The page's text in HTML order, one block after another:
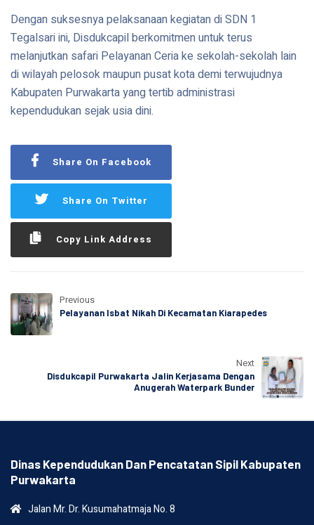
Dengan suksesnya pelaksanaan kegiatan di SDN 1
Tegalsari ini, Disdukcapil berkomitmen untuk terus
melanjutkan safari Pelayanan Ceria ke sekolah-sekolah lain
di wilayah pelosok maupun pusat kota demi terwujudnya
Kabupaten Purwakarta yang tertib administrasi
kependudukan sejak usia dini.
Share On Facebook
Share On Twitter
Copy Link Address
Previous
Pelayanan Isbat Nikah Di Kecamatan Kiarapedes
Next
Disdukcapil Purwakarta Jalin Kerjasama Dengan
Anugerah Waterpark Bunder
Dinas Kependudukan Dan Pencatatan Sipil Kabupaten
Purwakarta
Jalan Mr. Dr. Kusumahatmaja No. 8